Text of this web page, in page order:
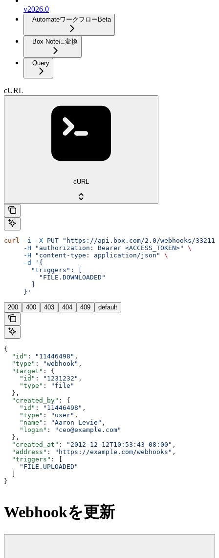
v2026.0
Automateワークフロー Beta
Box Noteに変換
Query
cURL
cURL
curl -i -X PUT "https://api.box.com/2.0/webhooks/
     -H
"authorization: Bearer <ACCESS_TOKEN>"
\
     -H
"content-type: application/json"
\
     -d
'{
       "triggers": [
         "FILE.DOWNLOADED"
       ]
     }'
200 400 403 404 409 default
{
  "id"
: "11446498" ,
  "type"
: "webhook" ,
  "target"
: {
    "id"
: "1231232" ,
    "type"
:
"file"
  },
  "created_by"
: {
    "id"
: "11446498" ,
    "type"
: "user" ,
    "name"
: "Aaron Levie" ,
    "login"
:
"ceo@example.com"
  },
  "created_at"
: "2012-12-12T10:53:43-08:00" ,
  "address"
: "https://example.com/webhooks" ,
  "triggers"
: [
    "FILE.UPLOADED"
  ]
}
Webhookを更新